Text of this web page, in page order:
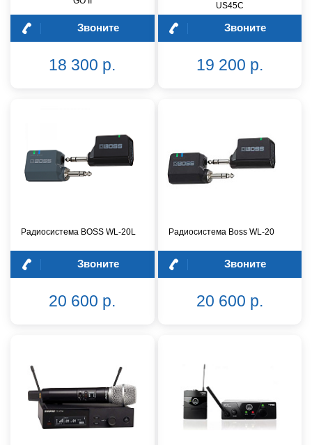
Звоните
18 300 р.
US45C
Звоните
19 200 р.
Радиосистема BOSS WL-20L
Звоните
20 600 р.
Радиосистема Boss WL-20
Звоните
20 600 р.